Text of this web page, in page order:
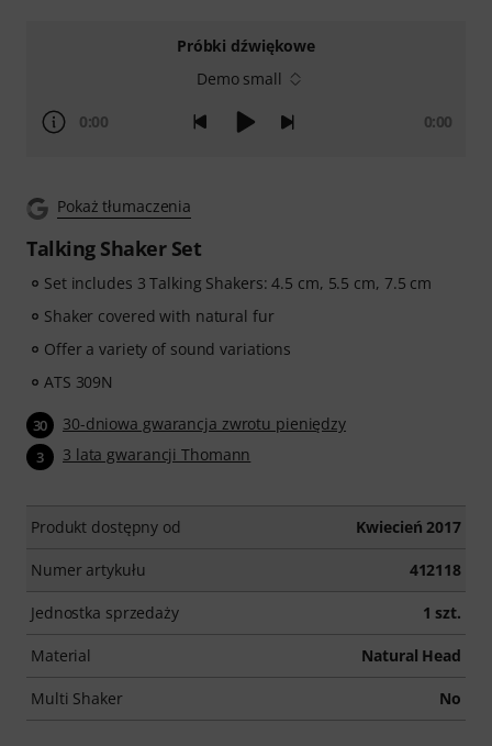
Próbki dźwiękowe
Demo small
0:00 0:00
Pokaż tłumaczenia
Talking Shaker Set
Set includes 3 Talking Shakers: 4.5 cm, 5.5 cm, 7.5 cm
Shaker covered with natural fur
Offer a variety of sound variations
ATS 309N
30 30-dniowa gwarancja zwrotu pieniędzy
3 3 lata gwarancji Thomann
Produkt dostępny od Kwiecień 2017
Numer artykułu 412118
Jednostka sprzedaży 1 szt.
Material Natural Head
Multi Shaker No